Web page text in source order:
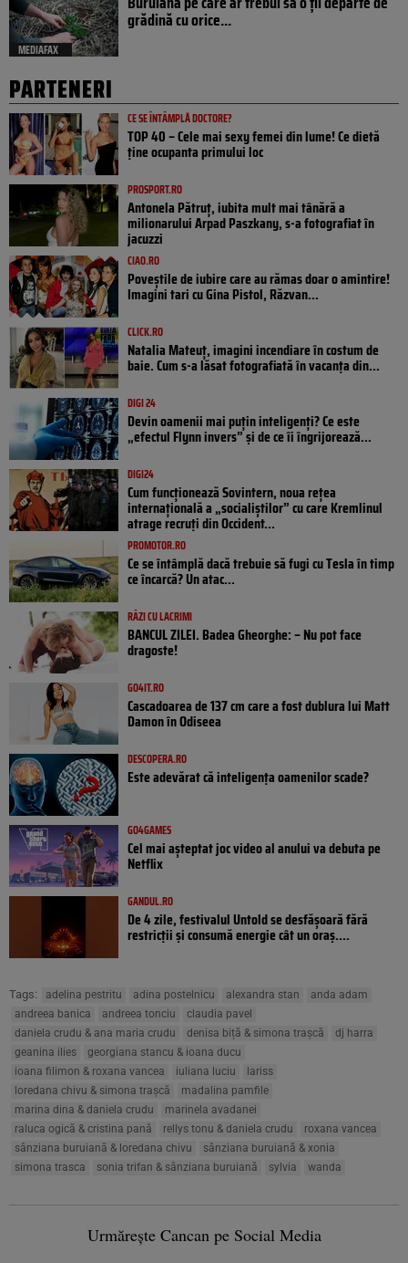
MEDIAFAX
grădină cu orice...
PARTENERI
CE SE ÎNTÂMPLĂ DOCTORE?
TOP 40 – Cele mai sexy femei din lume! Ce dietă
ține ocupanta primului loc
PROSPORT.RO
Antonela Pătruț, iubita mult mai tânără a
milionarului Arpad Paszkany, s-a fotografiat în
jacuzzi
CIAO.RO
Poveştile de iubire care au rămas doar o amintire!
Imagini tari cu Gina Pistol, Răzvan...
CLICK.RO
Natalia Mateuț, imagini incendiare în costum de
baie. Cum s-a lăsat fotografiată în vacanța din...
DIGI 24
Devin oamenii mai puțin inteligenți? Ce este
„efectul Flynn invers” și de ce îi îngrijorează...
DIGI24
Cum funcționează Sovintern, noua rețea
internațională a „socialiștilor” cu care Kremlinul
atrage recruți din Occident...
PROMOTOR.RO
Ce se întâmplă dacă trebuie să fugi cu Tesla în timp
ce încarcă? Un atac...
RÂZI CU LACRIMI
BANCUL ZILEI. Badea Gheorghe: – Nu pot face
dragoste!
GO4IT.RO
Cascadoarea de 137 cm care a fost dublura lui Matt
Damon în Odiseea
DESCOPERA.RO
Este adevărat că inteligența oamenilor scade?
GO4GAMES
Cel mai așteptat joc video al anului va debuta pe
Netflix
GANDUL.RO
De 4 zile, festivalul Untold se desfășoară fără
restricții și consumă energie cât un oraș....
Tags: adelina pestritu adina postelnicu alexandra stan
anda adam
andreea banica
andreea tonciu
claudia pavel
daniela crudu & ana maria crudu
denisa biță & simona trașcă
dj harra
geanina ilies
georgiana stancu & ioana ducu
ioana filimon & roxana vancea
iuliana luciu
lariss
loredana chivu & simona trașcă
madalina pamfile
marina dina & daniela crudu
marinela avadanei
raluca ogică & cristina pană
rellys tonu & daniela crudu
roxana vancea
sânziana buruiană & loredana chivu
sânziana buruiană & xonia
simona trasca
sonia trifan & sânziana buruiană sylvia wanda
Urmărește Cancan pe Social Media